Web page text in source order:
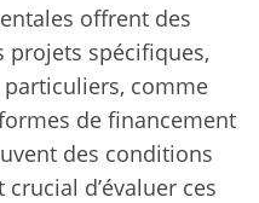
offrent des
projets spécifiques,
comme
de financement
des conditions
d’évaluer ces